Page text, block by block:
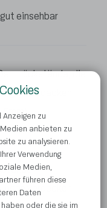
zu
anbieten zu
zu analysieren.
Verwendung
Medien,
führen diese
Daten
oder die sie im
einsehbar
die
verdecken
verdecken